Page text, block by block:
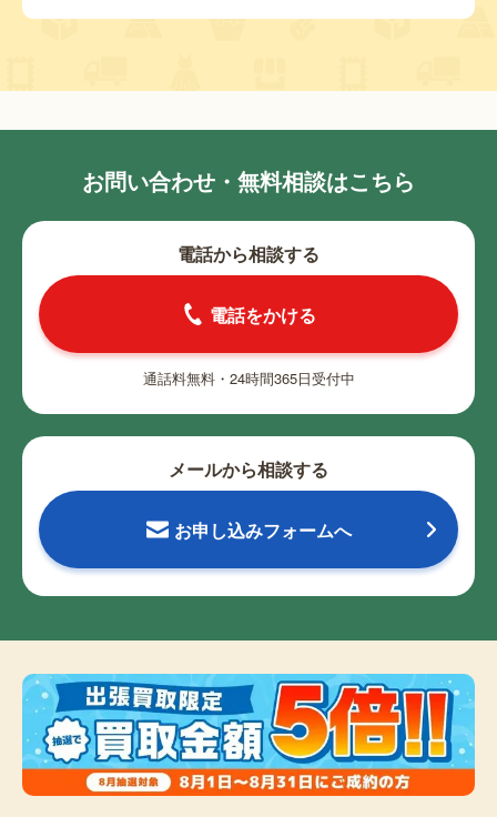
お問い合わせ・無料相談はこちら
電話から相談する
電話をかける
通話料無料・24時間365日受付中
メールから相談する
お申し込みフォームへ